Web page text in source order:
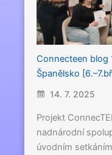
Connecteen blog
Španělsko
14. 7. 2025
Projekt
nadnárodní
úvodním